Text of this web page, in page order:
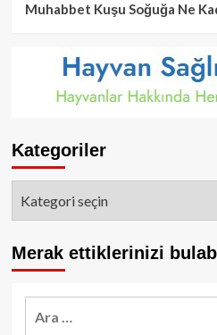
Muhabbet Kuşu Soğuğa Ne
Kategoriler
Merak ettiklerinizi